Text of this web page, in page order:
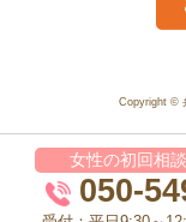
女性の初回相
050-
Copyright ©